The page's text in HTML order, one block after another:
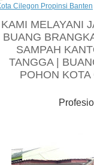
Cilegon Propinsi Banten
KAMI MELAYANI
BUANG
SAMPAH
TANGGA |
POHON